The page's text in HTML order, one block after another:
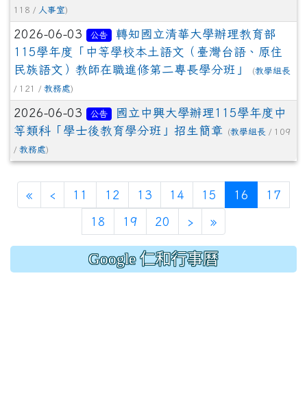
118 / 人事室)
2026-06-03 公告
轉知國立清華大學辦理教育部
115學年度「中等學校本土語文（臺灣台語、原住
民族語文）教師在職進修第二專長學分班」
(教學組長
/ 121 / 教務處)
2026-06-03 公告
國立中興大學辦理115學年度中
等類科「學士後教育學分班」招生簡章
(教學組長 / 109
/ 教務處)
« ‹ 11 12 13 14 15 16 (current)
17
18 19 20 › »
Google 仁和行事曆